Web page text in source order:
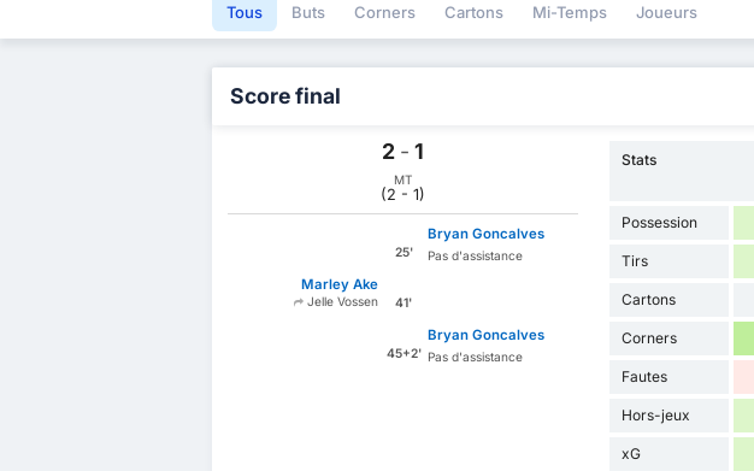
Tous Buts Corners Cartons Mi-Temps Joueurs
Score final
2 - 1
MT
(2 - 1)
25'
Bryan Goncalves
Pas d'assistance
Marley Ake
Jelle Vossen 41'
45+2'
Bryan Goncalves
Pas d'assistance
Stats
Possession
Tirs
Cartons
Corners
Fautes
Hors-jeux
xG